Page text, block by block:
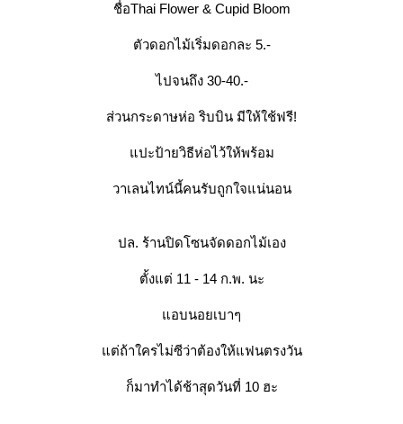
ชื่อThai Flower & Cupid Bloom
ตัวดอกไม้เริ่มดอกละ 5.-
ไปจนถึง 30-40.-
ส่วนกระดาษห่อ ริบบิน มีให้ใช้ฟรี!
ปะป้ายวิธีห่อไว้ให้พร้อม
วาเลนไทน์นี้คนรับถูกใจแน่นอน
ปล. ร้านปิดโซนจัดดอกไม้เอง
ตั้งแต่ 11 - 14 ก.พ. นะ
อบนอยเบาๆ
ต่ถ้าใครไม่ซีว่าต้องให้แฟนตรงวัน
ก็มาทำได้ช้าสุดวันที่ 10 ฮะ